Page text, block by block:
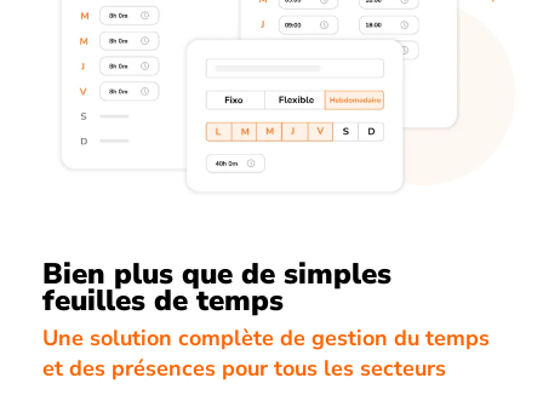
Bien plus que de simples
feuilles de temps
Une solution complète de gestion du temps
et des présences pour tous les secteurs